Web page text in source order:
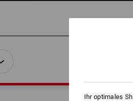
Ihr optimales